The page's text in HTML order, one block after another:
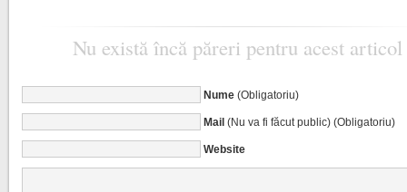
Nu există încă păreri pentru acest articol
Nume(Obligatoriu)
Mail(Nu va fi făcut public) (Obligatoriu)
Website